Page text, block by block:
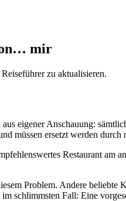
mir
zu aktualisieren.
eigener Anschauung:
müssen ersetzt werden
Restaurant am
Problem. Andere
schlimmsten Fall: Eine